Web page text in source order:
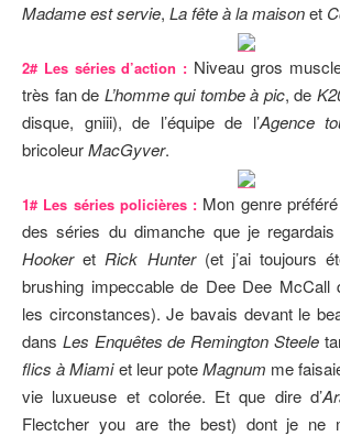
Madame est servie, La fête à la maisonet
2# Les séries d’action : Niveau gros
très fan de L’homme qui tombe à pic, de
disque, gniii), de l’équipe de l’Agence
bricoleurMacGyver.
1# Les séries policières : Mon genre
des séries du dimanche que je
Hookeret Rick Hunter(et j’ai toujours
brushing impeccable de Dee Dee McCall
les circonstances). Je bavais devant le
dans Les Enquêtes de Remington Steele
flics à Miamiet leur poteMagnum me
vie luxueuse et colorée. Et que dire d’
Flectcher you are the best) dont je ne